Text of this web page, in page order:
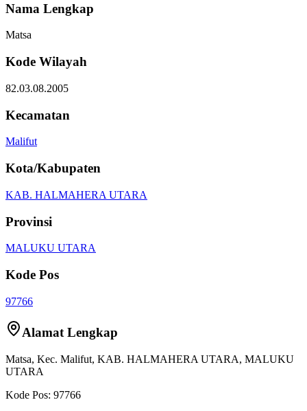
Nama Lengkap
Matsa
Kode Wilayah
82.03.08.2005
Kecamatan
Malifut
Kota/Kabupaten
KAB. HALMAHERA UTARA
Provinsi
MALUKU UTARA
Kode Pos
97766
Alamat Lengkap
Matsa, Kec. Malifut, KAB. HALMAHERA UTARA, MALUKU
UTARA
Kode Pos: 97766